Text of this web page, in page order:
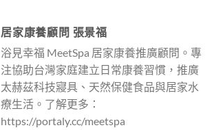
居家康養顧問 張景福
浴見幸福 MeetSpa 居家康養推廣顧問。專
注協助台灣家庭建立日常康養習慣，推廣
太赫茲科技寢具、天然保健食品與居家水
療生活。了解更多：
https://portaly.cc/meetspa